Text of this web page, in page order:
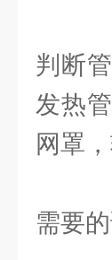
判断
发热
网罩
需要